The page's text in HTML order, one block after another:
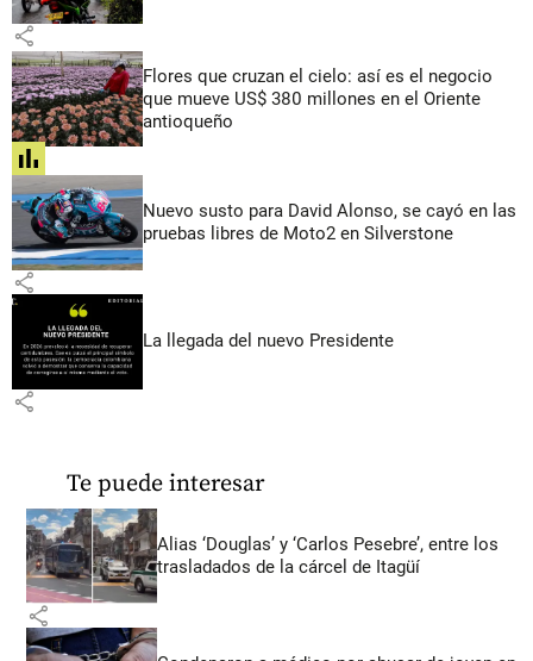
share
Flores que cruzan el cielo: así es el negocio
que mueve US$ 380 millones en el Oriente
antioqueño
share
Nuevo susto para David Alonso, se cayó en las
pruebas libres de Moto2 en Silverstone
share
La llegada del nuevo Presidente
share
Te puede interesar
Alias ‘Douglas’ y ‘Carlos Pesebre’, entre los
trasladados de la cárcel de Itagüí
share